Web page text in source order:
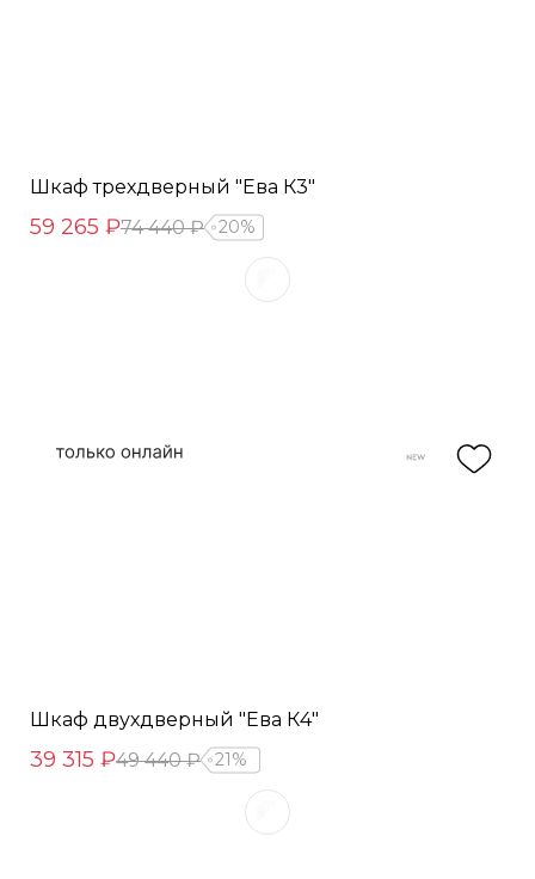
Шкаф трехдверный "Ева К3"
59 265 ₽74 440 ₽ 20%
Шкаф двухдверный "Ева К4"
39 315 ₽49 440 ₽ 21%